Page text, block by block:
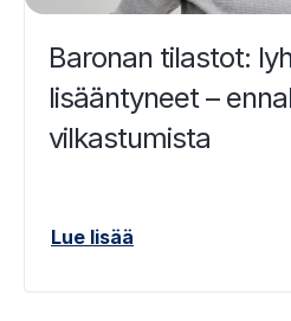
Baronan tilastot:
lisääntyneet –
vilkastumista
Lue lisää